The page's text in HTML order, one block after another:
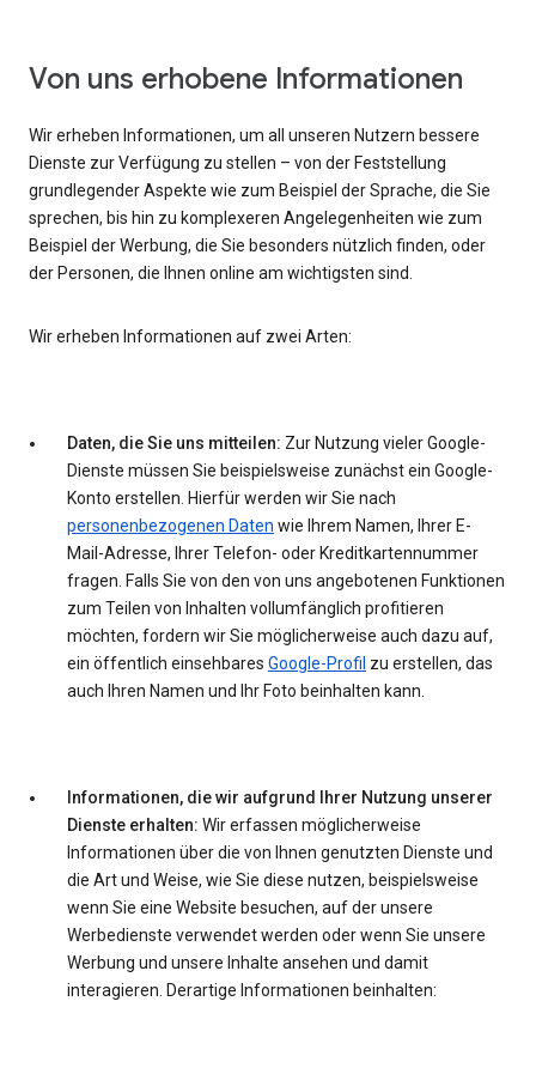
Von uns erhobene Informationen
Wir erheben Informationen, um all unseren Nutzern bessere
Dienste zur Verfügung zu stellen – von der Feststellung
grundlegender Aspekte wie zum Beispiel der Sprache, die Sie
sprechen, bis hin zu komplexeren Angelegenheiten wie zum
Beispiel der Werbung, die Sie besonders nützlich finden, oder
der Personen, die Ihnen online am wichtigsten sind.
Wir erheben Informationen auf zwei Arten:
Daten, die Sie uns mitteilen: Zur Nutzung vieler Google-
Dienste müssen Sie beispielsweise zunächst ein Google-
Konto erstellen. Hierfür werden wir Sie nach
personenbezogenen Daten wie Ihrem Namen, Ihrer E-
Mail-Adresse, Ihrer Telefon- oder Kreditkartennummer
fragen. Falls Sie von den von uns angebotenen Funktionen
zum Teilen von Inhalten vollumfänglich profitieren
möchten, fordern wir Sie möglicherweise auch dazu auf,
ein öffentlich einsehbares Google-Profil zu erstellen, das
auch Ihren Namen und Ihr Foto beinhalten kann.
Informationen, die wir aufgrund Ihrer Nutzung unserer
Dienste erhalten: Wir erfassen möglicherweise
Informationen über die von Ihnen genutzten Dienste und
die Art und Weise, wie Sie diese nutzen, beispielsweise
wenn Sie eine Website besuchen, auf der unsere
Werbedienste verwendet werden oder wenn Sie unsere
Werbung und unsere Inhalte ansehen und damit
interagieren. Derartige Informationen beinhalten: